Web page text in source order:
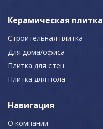
Керамическая плитка
Строительная плитка
Для дома/офиса
Плитка для стен
Плитка для пола
Навигация
О компании